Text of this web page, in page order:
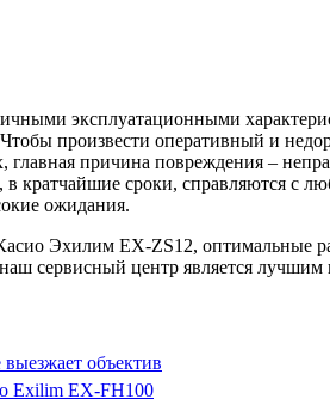
эксплуатационными
произвести оперативный и
причина повреждения –
кратчайшие сроки, справляются с
ожидания.
Эхилим EX-ZS12, оптимальные
сервисный центр является
объектив
Exilim EX-FH100